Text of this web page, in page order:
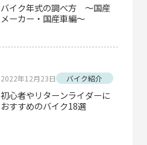
バイク年式の調べ方 ～国産
メーカー・国産車編～
2022年12月23日 バイク紹介
初心者やリターンライダーに
おすすめのバイク18選